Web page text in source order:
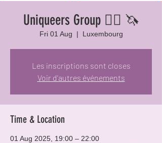
Uniqueers Group 🏳️‍🌈 🦄
Fri 01 Aug
  |
Luxembourg
Les inscriptions sont closes
Voir d'autres événements
Time & Location
01 Aug 2025, 19:00 – 22:00